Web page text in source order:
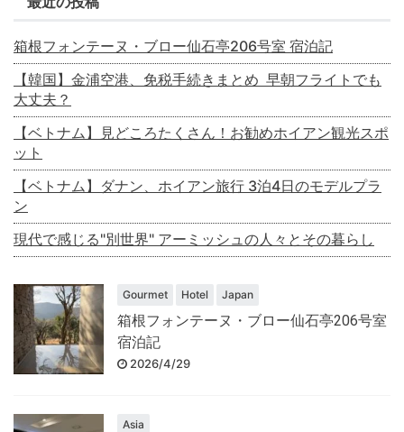
箱根フォンテーヌ・ブロー仙石亭206号室 宿泊記
【韓国】金浦空港、免税手続きまとめ 早朝フライトでも
大丈夫？
【ベトナム】見どころたくさん！お勧めホイアン観光スポ
ット
【ベトナム】ダナン、ホイアン旅行 3泊4日のモデルプラ
ン
現代で感じる"別世界" アーミッシュの人々とその暮らし
Gourmet Hotel Japan
箱根フォンテーヌ・ブロー仙石亭206号室
宿泊記
2026/4/29
Asia